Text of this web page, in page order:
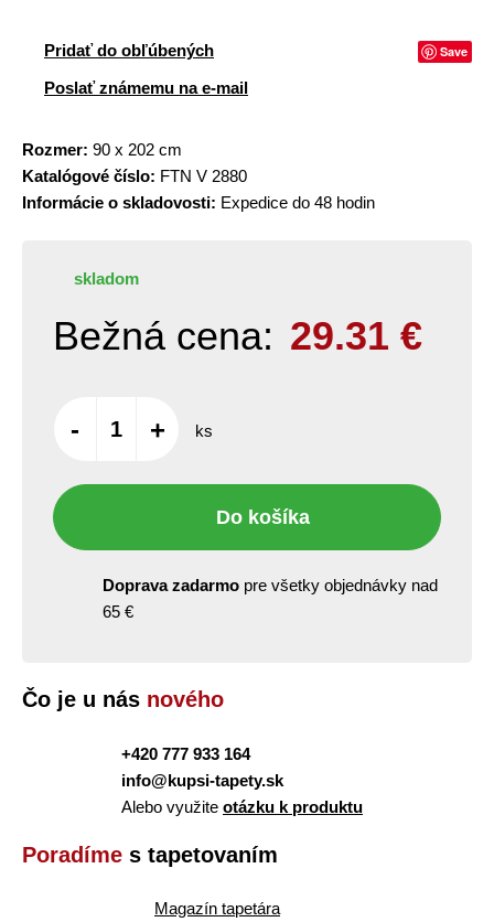
Pridať do obľúbených Save
Poslať známemu na e-mail
Rozmer: 90 x 202 cm
Katalógové číslo: FTN V 2880
Informácie o skladovosti: Expedice do 48 hodin
skladom
Bežná cena: 29.31 €
- + ks
Do košíka
Doprava zadarmo pre všetky objednávky nad
65 €
Čo je u nás nového
+420 777 933 164
info@kupsi-tapety.sk
Alebo využite otázku k produktu
Poradíme s tapetovaním
Magazín tapetára